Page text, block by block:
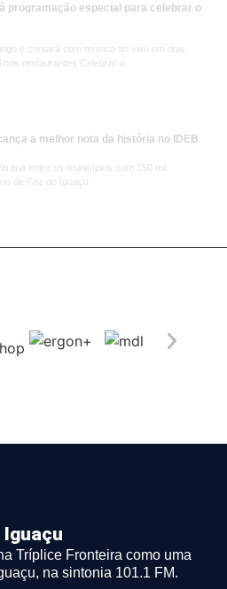
programação especial para celebrar o
e contará com música ao vivo em dois
restaurantes Celebrar o
a melhor nota da história no IDEB
entre os municípios com 150 mil
de Foz do Iguaçu
Tríplice Fronteira como uma
na sintonia 101.1 FM.